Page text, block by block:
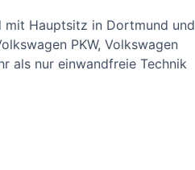
mit Hauptsitz in Dortmund und
PKW, Volkswagen
als nur einwandfreie Technik